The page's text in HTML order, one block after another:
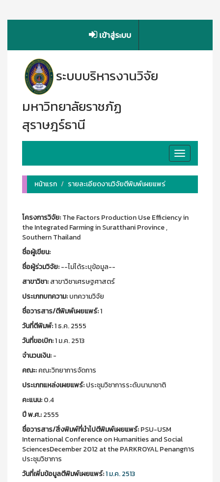
เข้าสู่ระบบ
ระบบบริหารงานวิจัย
มหาวิทยาลัยราชภัฏ
สุราษฎร์ธานี
Toggle
navigation
หน้าแรก
รายละเอียดงานวิจัยตีพิมพ์เผยแพร่
โครงการวิจัย:The Factors Production Use Efficiency in
the Integrated Farming in Suratthani Province ,
Southern Thailand
ชื่อผู้เขียน:
ชื่อผู้ร่วมวิจัย:--ไม่ได้ระบุข้อมูล--
สาขาวิชา:สาขาวิชาเศรษฐศาสตร์
ประเภทบทความ:บทความวิจัย
ชื่อวารสาร/ตีพิมพ์เผยแพร์:1
วันที่ตีพิมพ์:1 ธ.ค. 2555
วันที่ขอเบิก:1 ม.ค. 2513
จำนวนเงิน:-
คณะ:คณะวิทยาการจัดการ
ประเภทแหล่งเผยแพร์:ประชุมวิชาการระดับนานาชาติ
คะแนน:0.4
ปี พ.ศ.:2555
ชื่อวารสาร/สิ่งพิมพ์ที่นำไปตีพิมพ์เผยแพร์:PSU-USM
International Conference on Humanities and Social
SciencesDecember 2012 at the PARKROYAL Penangการ
ประชุมวิชาการ
วันที่เพิ่มข้อมูลตีพิมพ์เผยแพร์:1 ม.ค. 2513